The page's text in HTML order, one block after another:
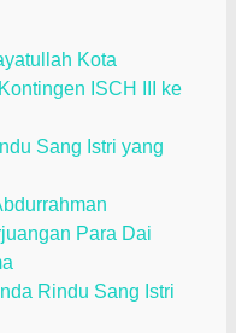
Kota
ISCH III ke
Sang Istri yang
Para Dai
Rindu Sang Istri